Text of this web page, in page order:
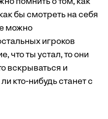
бы смотреть на себя
можно
игроков
что ты устал, то они
вскрываться и
кто-нибудь станет с